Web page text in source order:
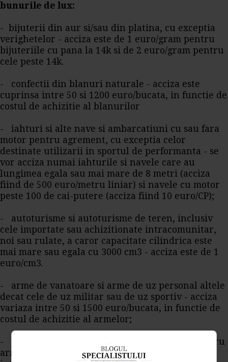
bunurile de lux:
- bijuterii din aur si/sau din platina, cu exceptia
verighetelor - acciza este de 1 euro/gram pentru
bijuteriile cu pana la 14k si de 2 euro/gram pentru
cele peste 14k.
- confectii din blanuri naturale - acciza este
cuprinsa intre 50 si 1200 euro/bucata, in functie de
costul de achizitie al blanurilor
- iahturi si alte nave si ambarcatiuni cu sau fara
motor pentru agrement, cu exceptia celor
destinate utilizarii in sportul de performanta - se
vor acciza numai iahturile si navele care au
lungimea egala sau mai mare de 8 metri (acciza
fiind de 500 euro/metru liniar) si navele cu motor
peste 100 de cai-putere (acciza fiind 10 euro/CP);
- autoturisme si autoturisme de teren, inclusiv
cele importate sau achizitionate intracomunitar,
noi sau rulate, a caror capacitate cilindrica este
mai mare sau egala cu 3000 cm3 - acciza este de 1
euro/cm3.
- arme de vanatoare si arme de uz personal altele
decat cele de uz militar sau de uz sportiv - acciza
variaza intre 50 si 1500 euro/bucata, in functie de
costul de achizitie al armelor;
- cartuse cu glont si alte tipuri de munitie pentru
armele prevazute anterior - acciza este cuprinsa